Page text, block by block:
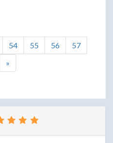
54 55 56
57
»